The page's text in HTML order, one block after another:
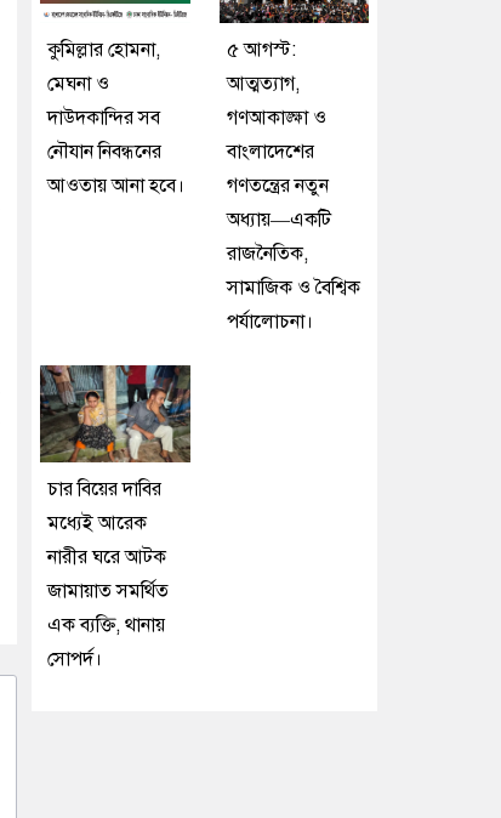
কুমিল্লার হোমনা,
মেঘনা ও
দাউদকান্দির সব
নৌযান নিবন্ধনের
আওতায় আনা হবে।
৫ আগস্ট:
আত্মত্যাগ,
গণআকাঙ্ক্ষা ও
বাংলাদেশের
গণতন্ত্রের নতুন
অধ্যায়—একটি
রাজনৈতিক,
সামাজিক ও বৈশ্বিক
পর্যালোচনা।
চার বিয়ের দাবির
মধ্যেই আরেক
নারীর ঘরে আটক
জামায়াত সমর্থিত
এক ব্যক্তি, থানায়
সোপর্দ।